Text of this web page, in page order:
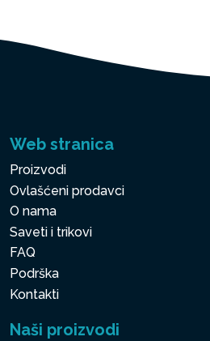
Web stranica
Proizvodi
Ovlašćeni prodavci
O nama
Saveti i trikovi
FAQ
Podrška
Kontakti
Naši proizvodi